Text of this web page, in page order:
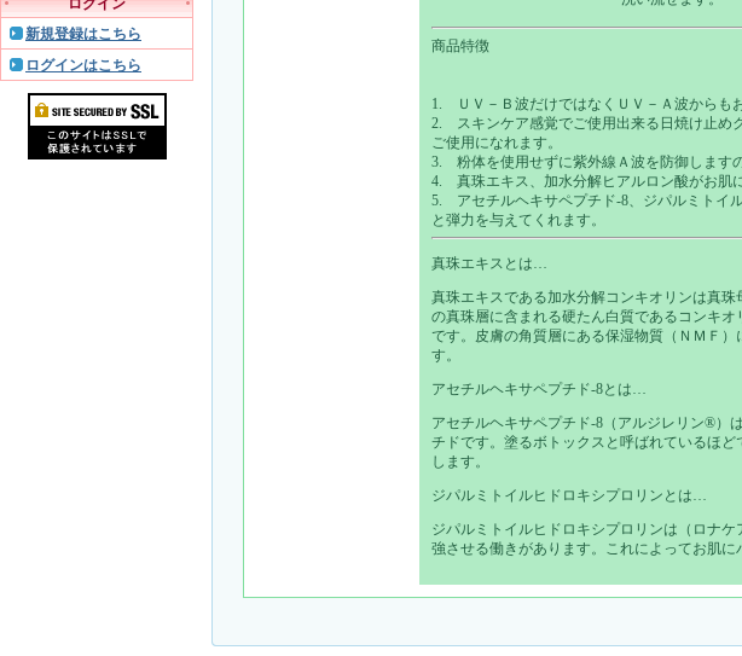
ログイン
新規登録はこちら
ログインはこちら
商品特徴
1. ＵＶ－Ｂ波だけではなくＵＶ－Ａ波からも
2. スキンケア感覚でご使用出来る日焼け止め
ご使用になれます。
3. 粉体を使用せずに紫外線Ａ波を防御します
4. 真珠エキス、加水分解ヒアルロン酸がお肌
5. アセチルヘキサペプチド-8、 ジパルミトイ
と弾力を与えてくれます。
真珠エキスとは…
真珠エキスである加水分解コンキオリンは真珠
の真珠層に含まれる硬たん白質であるコンキ
です。皮膚の角質層にある保湿物質（ＮＭＦ）
す。
アセチルヘキサペプチド-8とは…
アセチルヘキサペプチド-8（アルジレリン®）
チドです。塗るボトックスと呼ばれているほ
します。
ジパルミトイルヒドロキシプロリンとは…
ジパルミトイルヒドロキシプロリンは（ロナ
強させる働きがあります。これによってお肌に